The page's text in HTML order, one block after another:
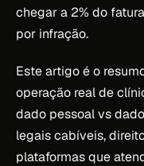
chegar a 2% do
por infração.
Este artigo é o
operação real de
dado pessoal vs
legais cabíveis,
plataformas que